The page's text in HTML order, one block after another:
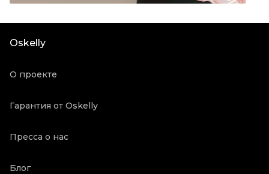
Oskelly ID
Oskelly
О проекте
Гарантия от Oskelly
Пресса о нас
Блог